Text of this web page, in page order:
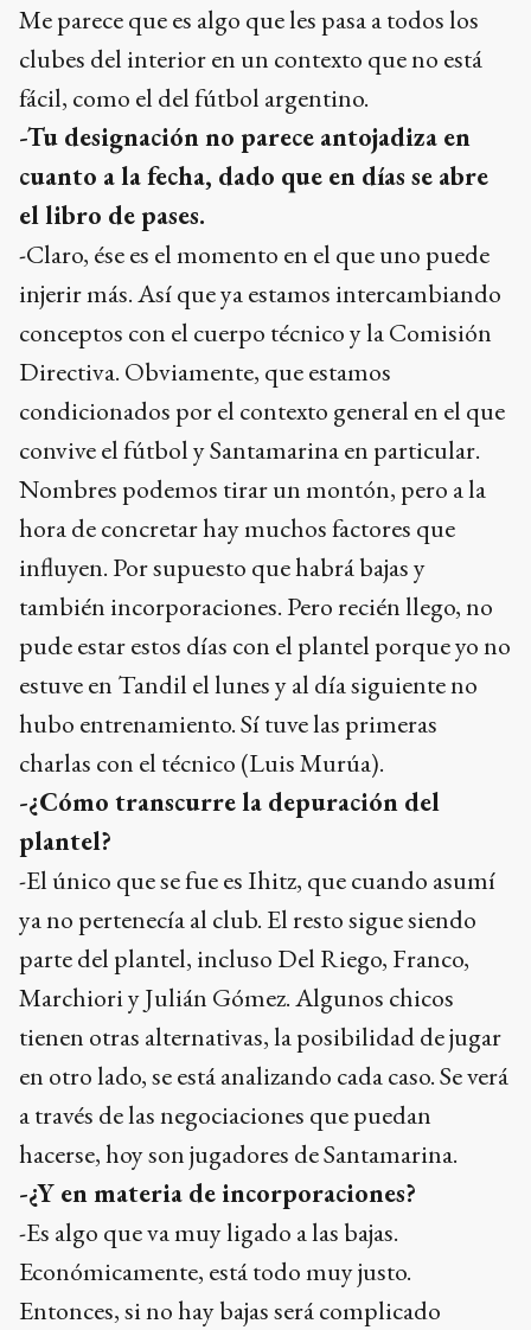
Me parece que es algo que les pasa a todos los
clubes del interior en un contexto que no está
fácil, como el del fútbol argentino.
-Tu designación no parece antojadiza en
cuanto a la fecha, dado que en días se abre
el libro de pases.
-Claro, ése es el momento en el que uno puede
injerir más. Así que ya estamos intercambiando
conceptos con el cuerpo técnico y la Comisión
Directiva. Obviamente, que estamos
condicionados por el contexto general en el que
convive el fútbol y Santamarina en particular.
Nombres podemos tirar un montón, pero a la
hora de concretar hay muchos factores que
influyen. Por supuesto que habrá bajas y
también incorporaciones. Pero recién llego, no
pude estar estos días con el plantel porque yo no
estuve en Tandil el lunes y al día siguiente no
hubo entrenamiento. Sí tuve las primeras
charlas con el técnico (Luis Murúa).
-¿Cómo transcurre la depuración del
plantel?
-El único que se fue es Ihitz, que cuando asumí
ya no pertenecía al club. El resto sigue siendo
parte del plantel, incluso Del Riego, Franco,
Marchiori y Julián Gómez. Algunos chicos
tienen otras alternativas, la posibilidad de jugar
en otro lado, se está analizando cada caso. Se verá
a través de las negociaciones que puedan
hacerse, hoy son jugadores de Santamarina.
-¿Y en materia de incorporaciones?
-Es algo que va muy ligado a las bajas.
Económicamente, está todo muy justo.
Entonces, si no hay bajas será complicado